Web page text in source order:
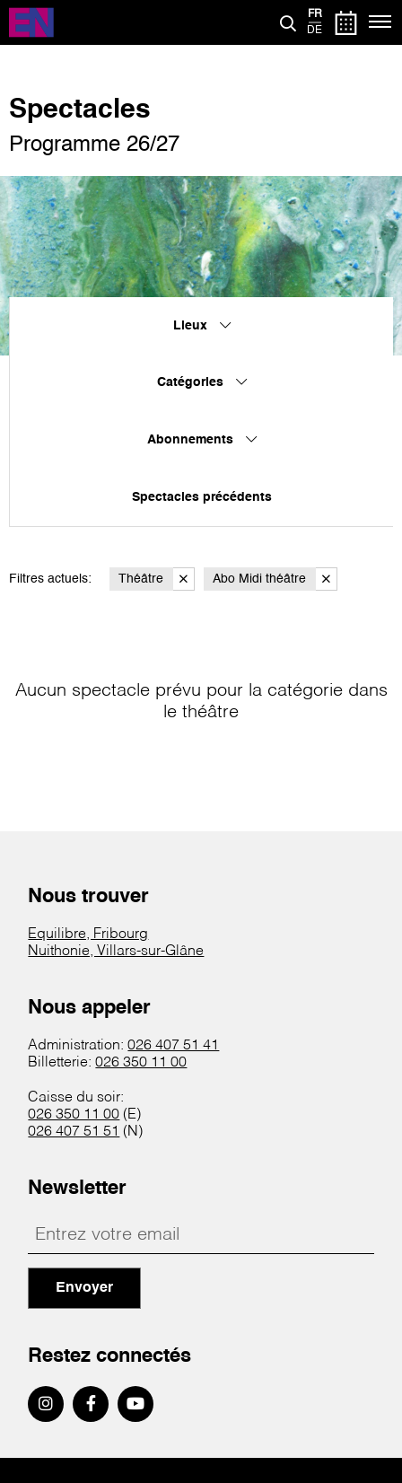
Aller
contenu
FR
DE
Spectacles
Programme 26/27
Lieux
Catégories
Abonnements
Spectacles précédents
Filtres actuels: Théâtre Abo Midi théâtre
Aucun spectacle prévu pour la catégorie dans
le théâtre
Nous trouver
Equilibre, Fribourg
Nuithonie, Villars-sur-Glâne
Nous appeler
Administration:026 407 51 41
Billetterie:026 350 11 00
Caisse du soir:
026 350 11 00 (E)
026 407 51 51 (N)
Newsletter
Envoyer
Restez connectés